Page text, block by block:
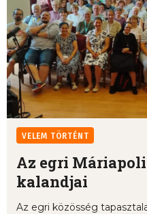
VELEM TÖRTÉNT
Az egri
kalandjai
Az egri közösség